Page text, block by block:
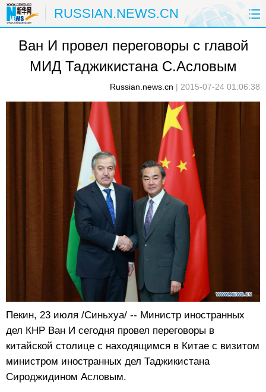
RUSSIAN.NEWS.CN
ГЛАВНАЯ КИТАЙ РФ И СНГ
В МИРЕ ЭКОНОМИКА ОБЩЕСТВО
НАУКА ПРИРОДА КУЛЬТУРА
ЗДОРОВЬЕ ФОТОЛЕНТЫ
Ван И провел переговоры с главой
МИД Таджикистана С.Асловым
Russian.news.cn | 2015-07-24 01:06:38
Пекин, 23 июля /Синьхуа/ -- Министр иностранных
дел КНР Ван И сегодня провел переговоры в
китайской столице с находящимся в Китае с визитом
министром иностранных дел Таджикистана
Сироджидином Асловым.